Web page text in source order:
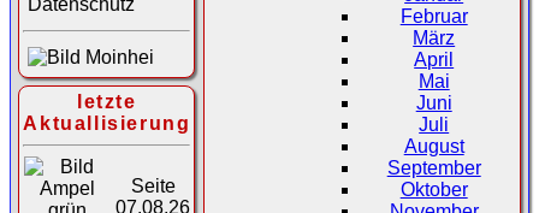
letzte
Aktuallisierung
Seite
07.08.26
Februar
März
April
Mai
Juni
Juli
August
September
Oktober